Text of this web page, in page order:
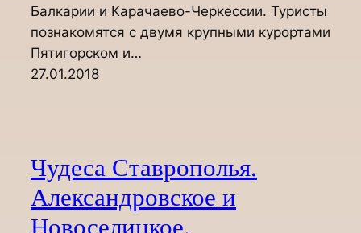
Балкарии и Карачаево-Черкессии. Туристы
познакомятся с двумя крупными курортами
Пятигорском и…
27.01.2018
Чудеса Ставрополья.
Александровское и